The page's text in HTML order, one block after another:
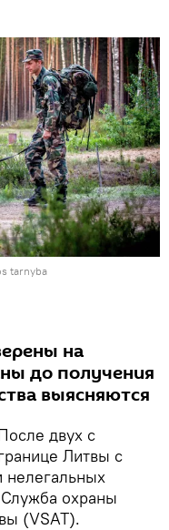
tarnyba
на
до получения
выясняются
двух с
Литвы с
нелегальных
охраны
(VSAT).